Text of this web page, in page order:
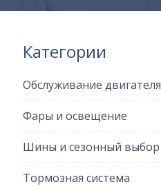
Категории
Обслуживание двигателя
Фары и освещение
Шины и сезонный выбор
Тормозная система